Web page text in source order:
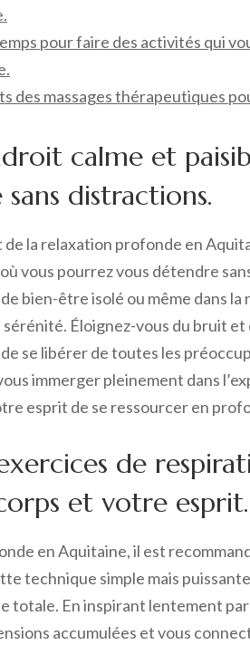
pour faire des activités qui
des massages thérapeutiques
calme et
distractions.
la relaxation profonde en
vous pourrez vous détendre
bien-être isolé ou même dans
Éloignez-vous du bruit
se libérer de toutes les
immerger pleinement dans
esprit de se ressourcer en
de
et votre esprit.
en Aquitaine, il est
technique simple mais
totale. En inspirant lentement
accumulées et vous